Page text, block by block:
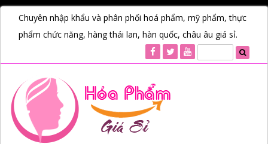
Chuyên nhập khẩu và phân phối hoá phẩm, mỹ phẩm, thực
phẩm chức năng, hàng thái lan, hàn quốc, châu âu giá sỉ.